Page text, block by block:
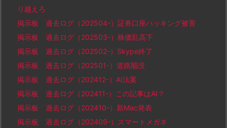
り越えろ
掲示板 過去ログ（202504-）証券口座ハッキング被害
掲示板 過去ログ（202503-）株価乱高下
掲示板 過去ログ（202502-）Skype終了
掲示板 過去ログ（202501-）道路陥没
掲示板 過去ログ（202412-）AI法案
掲示板 過去ログ（202411-）この記事はAI？
掲示板 過去ログ（202410-）新Mac発表
掲示板 過去ログ（202409-）スマートメガネ